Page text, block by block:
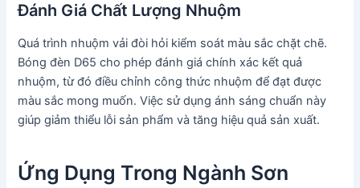
Đánh Giá Chất Lượng Nhuộm
Quá trình nhuộm vải đòi hỏi kiểm soát màu sắc chặt chẽ.
Bóng đèn D65 cho phép đánh giá chính xác kết quả
nhuộm, từ đó điều chỉnh công thức nhuộm để đạt được
màu sắc mong muốn. Việc sử dụng ánh sáng chuẩn này
giúp giảm thiểu lỗi sản phẩm và tăng hiệu quả sản xuất.
Ứng Dụng Trong Ngành Sơn